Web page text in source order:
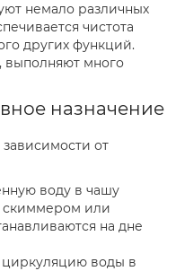
немало различных
чистота
других функций.
выполняют много
назначение
от
воду в чашу
скиммером или
на дне
воды в